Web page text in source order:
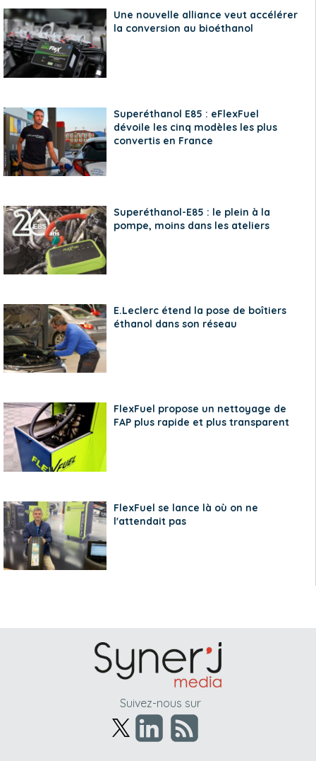
Une nouvelle alliance veut accélérer
la conversion au bioéthanol
Superéthanol E85 : eFlexFuel
dévoile les cinq modèles les plus
convertis en France
Superéthanol-E85 : le plein à la
pompe, moins dans les ateliers
E.Leclerc étend la pose de boîtiers
éthanol dans son réseau
FlexFuel propose un nettoyage de
FAP plus rapide et plus transparent
FlexFuel se lance là où on ne
l'attendait pas
Suivez-nous sur